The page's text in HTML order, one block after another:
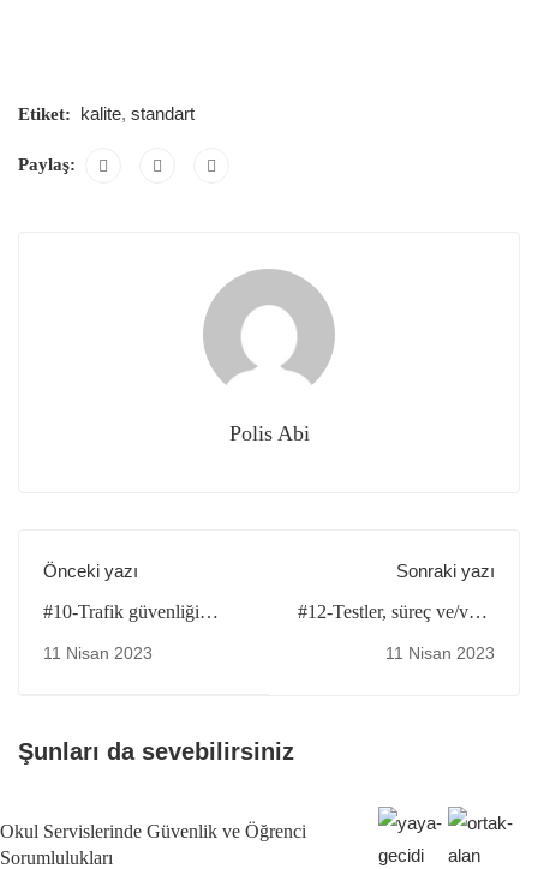
Etiket: kalite, standart
Paylaş:
Polis Abi
Önceki yazı
#10-Trafik güvenliği
11 Nisan 2023
Sonraki yazı
#12-Testler, süreç ve/veya
yapın
11 Nisan 2023
Şunları da sevebilirsiniz
Okul Servislerinde Güvenlik ve Öğrenci
Sorumlulukları